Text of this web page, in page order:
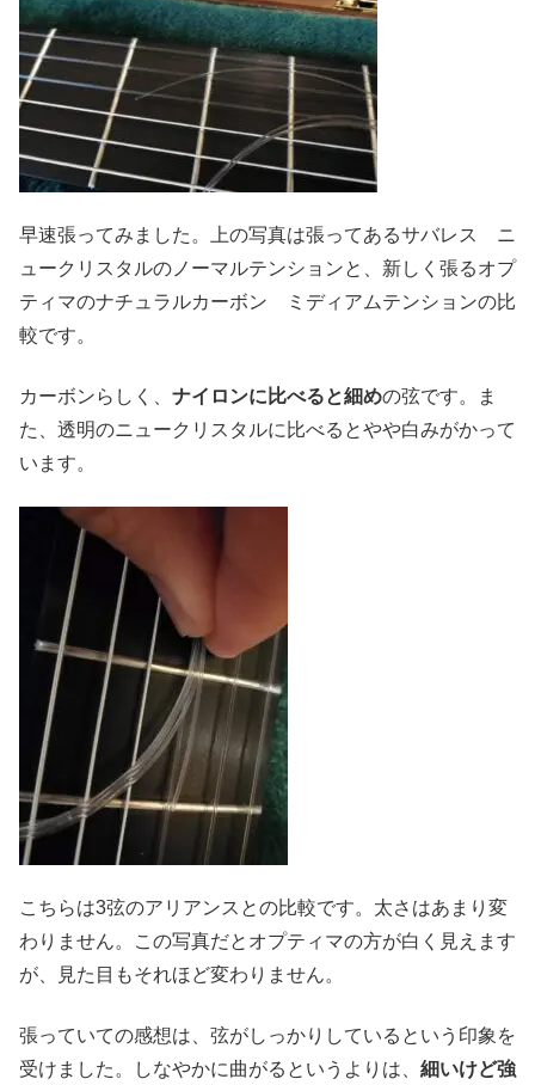
早速張ってみました。上の写真は張ってあるサバレス ニ
ュークリスタルのノーマルテンションと、新しく張るオプ
ティマのナチュラルカーボン ミディアムテンションの比
較です。
カーボンらしく、 ナイロンに比べると細めの弦です。ま
た、透明のニュークリスタルに比べるとやや白みがかって
います。
こちらは3弦のアリアンスとの比較です。太さはあまり変
わりません。この写真だとオプティマの方が白く見えます
が、見た目もそれほど変わりません。
張っていての感想は、弦がしっかりしているという印象を
受けました。しなやかに曲がるというよりは、 細いけど強